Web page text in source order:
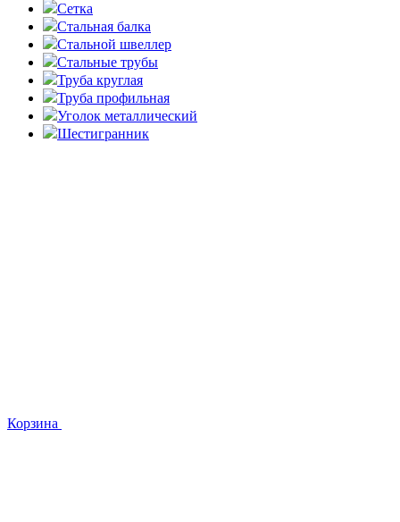
Сетка
Стальная балка
Стальной швеллер
Стальные трубы
Труба круглая
Труба профильная
Уголок металлический
Шестигранник
Корзина